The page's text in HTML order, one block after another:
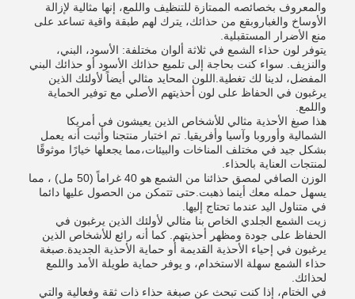
والمعروف بخصائصه الممتازة للتنظيف واللمع، إنها مثالية لإزالة
الأوساخ والغباروبقع من حذائك، يترك لهم طبقة واقية تساعد على
منع الأضرار المستقبلية.
يتوفر لون حذاء الشمع في ثلاثة ألوان مختلفة: الأسود، البني،
والنزيف. سواء كنت بحاجة إلى تلميع حذائك الأسود أو حذائك البني
المفضل، لدينا لك تغطية.اللون المحايد مثالي أيضاً لأولئك الذين
يرغبون في الحفاظ على لون أحذيتهم الأصلي مع توفير الحماية
واللمع.
هذا صبغ الأحذية مثالي للأشخاص الذين يعيشون في أمريكا
الشمالية وأوروبا وآسيا وأفريقيا. تم اختبار منتجنا وأثبت أنه يعمل
بشكل جيد في مختلف المناخات والبيئات،مما يجعلها خيارًا موثوقًا
لمنتجات العناية بالحذاء.
الوزن الصافي لمصق حذائنا من الشمع هو 40 غراماً (50 مل) ، مما
يسهل حمله معك أينما ذهبت.حتى تتمكن من الحصول عليها دائما
في متناول اليد عندما تحتاج إليها.
زيت الشمع الجلدي الخاص بنا مثالي لأولئك الذين يرغبون في
الحفاظ على جودة ومظهر أحذيتهم. كما أنه رائع للأشخاص الذين
يرغبون في إحياء الأحذية القديمة أو حماية الأحذية الجديدة.صبغة
حذاء الشمع سهلة الاستخدام، و يوفر حماية طويلة الأمد واللمع
لحذائك.
في الختام، إذا كنت تبحث عن صبغة حذاء ذات ثقة وفعالية والتي